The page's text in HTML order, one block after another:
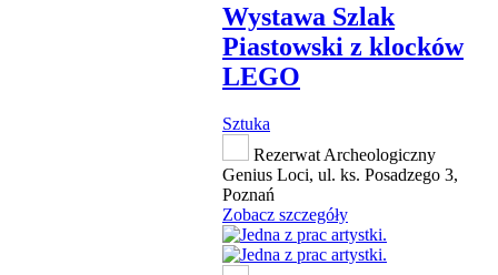
Wystawa Szlak
Piastowski z klocków
LEGO
Sztuka
Rezerwat Archeologiczny
Genius Loci, ul. ks. Posadzego 3,
Poznań
Zobacz szczegóły